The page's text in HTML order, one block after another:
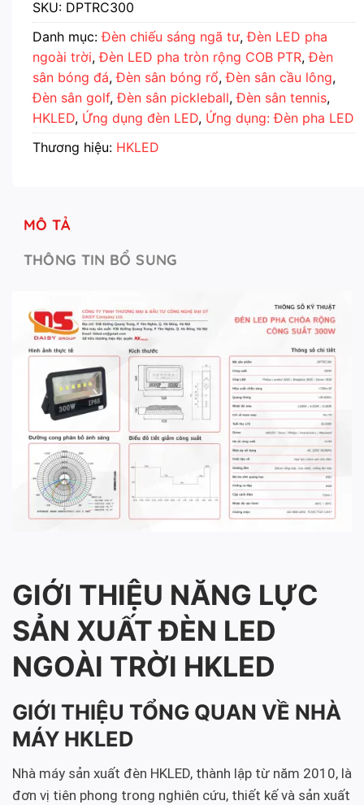
SKU: DPTRC300
Danh mục:Đèn chiếu sáng ngã tư,Đèn LED pha
ngoài trời,Đèn LED pha tròn rộng COB PTR,Đèn
sân bóng đá,Đèn sân bóng rổ,Đèn sân cầu lông,
Đèn sân golf,Đèn sân pickleball,Đèn sân tennis,
HKLED, Ứng dụng đèn LED, Ứng dụng: Đèn pha LED
Thương hiệu: HKLED
MÔ TẢ
THÔNG TIN BỔ SUNG
GIỚI THIỆU NĂNG LỰC
SẢN XUẤT ĐÈN LED
NGOÀI TRỜI HKLED
GIỚI THIỆU TỔNG QUAN VỀ NHÀ
MÁY HKLED
Nhà máy sản xuất đèn HKLED, thành lập từ năm 2010, là
đơn vị tiên phong trong nghiên cứu, thiết kế và sản xuất